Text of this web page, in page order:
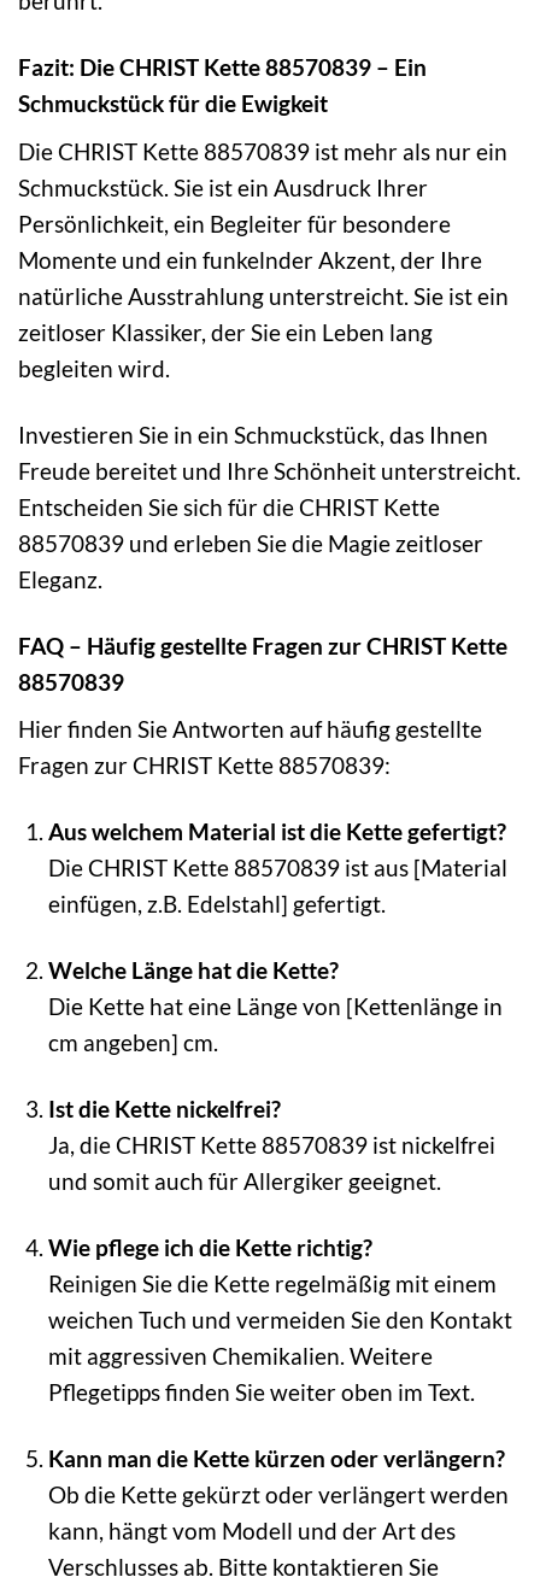
Fazit: Die CHRIST Kette 88570839 – Ein
Schmuckstück für die Ewigkeit
Die CHRIST Kette 88570839 ist mehr als nur ein
Schmuckstück. Sie ist ein Ausdruck Ihrer
Persönlichkeit, ein Begleiter für besondere
Momente und ein funkelnder Akzent, der Ihre
natürliche Ausstrahlung unterstreicht. Sie ist ein
zeitloser Klassiker, der Sie ein Leben lang
begleiten wird.
Investieren Sie in ein Schmuckstück, das Ihnen
Freude bereitet und Ihre Schönheit unterstreicht.
Entscheiden Sie sich für die CHRIST Kette
88570839 und erleben Sie die Magie zeitloser
Eleganz.
FAQ – Häufig gestellte Fragen zur CHRIST Kette
88570839
Hier finden Sie Antworten auf häufig gestellte
Fragen zur CHRIST Kette 88570839:
Aus welchem Material ist die Kette gefertigt?
Die CHRIST Kette 88570839 ist aus [Material
einfügen, z.B. Edelstahl] gefertigt.
Welche Länge hat die Kette?
Die Kette hat eine Länge von [Kettenlänge in
cm angeben] cm.
Ist die Kette nickelfrei?
Ja, die CHRIST Kette 88570839 ist nickelfrei
und somit auch für Allergiker geeignet.
Wie pflege ich die Kette richtig?
Reinigen Sie die Kette regelmäßig mit einem
weichen Tuch und vermeiden Sie den Kontakt
mit aggressiven Chemikalien. Weitere
Pflegetipps finden Sie weiter oben im Text.
Kann man die Kette kürzen oder verlängern?
Ob die Kette gekürzt oder verlängert werden
kann, hängt vom Modell und der Art des
Verschlusses ab. Bitte kontaktieren Sie